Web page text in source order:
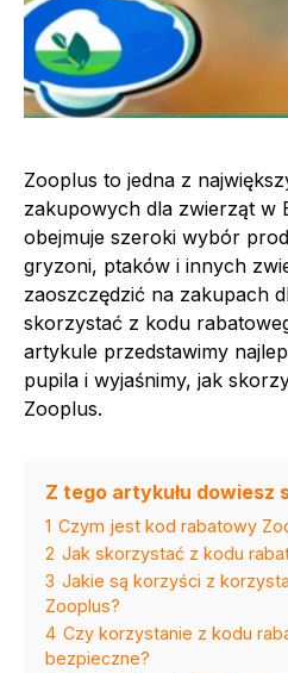
Zooplus to jedna z
zakupowych dla zwierząt w
obejmuje szeroki wybór
gryzoni, ptaków i innych
zaoszczędzić na zakupach
skorzystać z kodu
artykule przedstawimy
pupila i wyjaśnimy, jak
Zooplus.
Z tego artykułu dowiesz
1 Czym jest kod rabatowy
2 Jak skorzystać z kodu
3 Jakie są korzyści z
Zooplus?
4 Czy korzystanie z kodu
bezpieczne?